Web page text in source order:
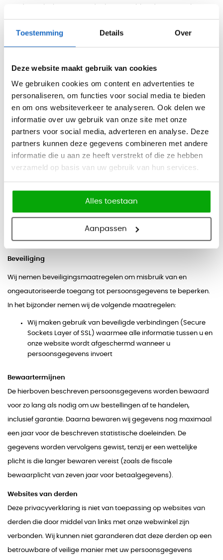
Toestemming Details Over
Deze website maakt gebruik van cookies
We gebruiken cookies om content en advertenties te
personaliseren, om functies voor social media te bieden
en om ons websiteverkeer te analyseren. Ook delen we
informatie over uw gebruik van onze site met onze
partners voor social media, adverteren en analyse. Deze
partners kunnen deze gegevens combineren met andere
informatie die u aan ze heeft verstrekt of die ze hebben
verzameld op basis van uw gebruik van hun services.
Alles toestaan
Aanpassen
dan niet meer optimaal werkt.
geen volledige controle op wat de aanbieders van deze
applicaties zelf met de cookies doen wanneer zij deze uitlezen.
Voor meer informatie over deze applicaties en hoe zij met
cookies omgaan, zie graag de privacyverklaringen van deze
partijen (let op: deze kunnen regelmatig wijzigen).
Google Analytics
Wij gebruiken Google Analytics om bij te houden hoe bezoekers
onze webwinkel gebruiken. Wij hebben een
bewerkersovereenkomst met Google gesloten om afspraken te
maken over de omgang met onze data. Verder hebben wij
Google niet toegestaan de verkregen Analytics informatie te
gebruiken voor andere Google diensten, tot slot laten wij de IP-
adressen anonimiseren.
Beveiliging
Wij nemen beveiligingsmaatregelen om misbruik van en
ongeautoriseerde toegang tot persoonsgegevens te beperken.
In het bijzonder nemen wij de volgende maatregelen:
Wij maken gebruik van beveiligde verbindingen (Secure
Sockets Layer of SSL) waarmee alle informatie tussen u en
onze website wordt afgeschermd wanneer u
persoonsgegevens invoert
Bewaartermijnen
De hierboven beschreven persoonsgegevens worden bewaard
voor zo lang als nodig om uw bestellingen af te handelen,
inclusief garantie. Daarna bewaren wij gegevens nog maximaal
een jaar voor de beschreven statistische doeleinden. De
gegevens worden vervolgens gewist, tenzij er een wettelijke
plicht is die langer bewaren vereist (zoals de fiscale
bewaarplicht van zeven jaar voor betaalgegevens).
Websites van derden
Deze privacyverklaring is niet van toepassing op websites van
derden die door middel van links met onze webwinkel zijn
verbonden. Wij kunnen niet garanderen dat deze derden op een
betrouwbare of veilige manier met uw persoonsgegevens